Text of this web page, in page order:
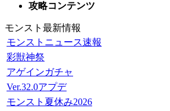
攻略コンテンツ
モンスト最新情報
モンストニュース速報
彩獣神祭
アゲインガチャ
Ver.32.0アプデ
モンスト夏休み2026